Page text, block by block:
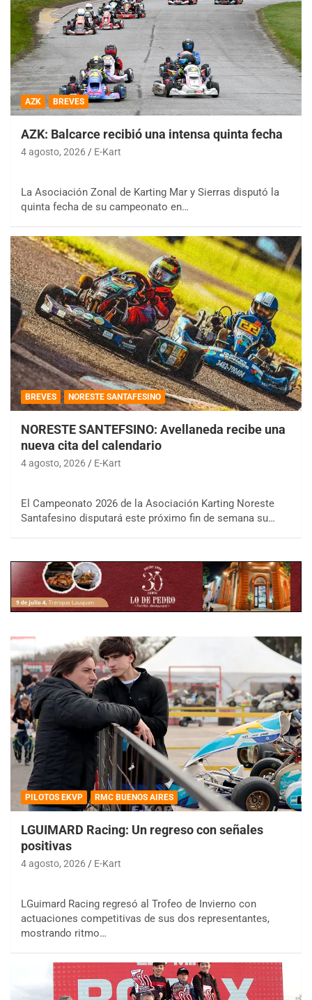
AZK BREVES
AZK: Balcarce recibió una intensa quinta fecha
4 agosto, 2026 E-Kart
La Asociación Zonal de Karting Mar y Sierras disputó la
quinta fecha de su campeonato en…
BREVES NORESTE SANTAFESINO
NORESTE SANTEFSINO: Avellaneda recibe una
nueva cita del calendario
4 agosto, 2026 E-Kart
El Campeonato 2026 de la Asociación Karting Noreste
Santafesino disputará este próximo fin de semana su…
PILOTOS EKVP RMC BUENOS AIRES
LGUIMARD Racing: Un regreso con señales
positivas
4 agosto, 2026 E-Kart
LGuimard Racing regresó al Trofeo de Invierno con
actuaciones competitivas de sus dos representantes,
mostrando ritmo…